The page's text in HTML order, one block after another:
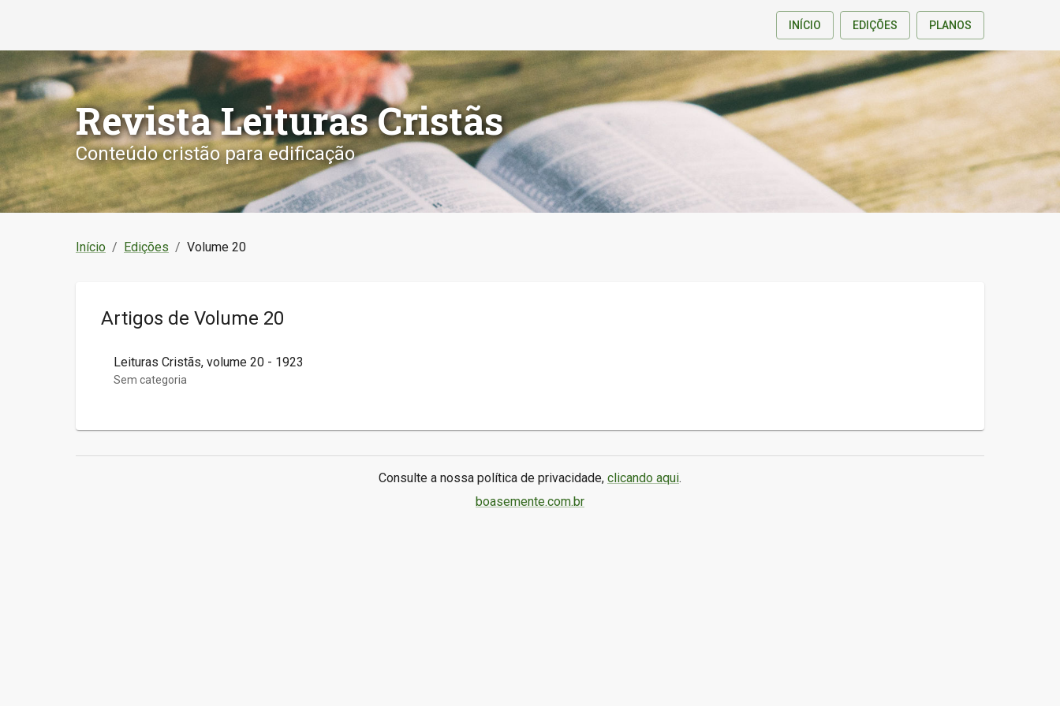
INÍCIO EDIÇÕES PLANOS
Revista Leituras Cristãs
Conteúdo cristão para edificação
Início / Edições / Volume 20
Artigos de Volume 20
Leituras Cristãs, volume 20 - 1923
Sem categoria
Consulte a nossa política de privacidade, clicando aqui.
boasemente.com.br